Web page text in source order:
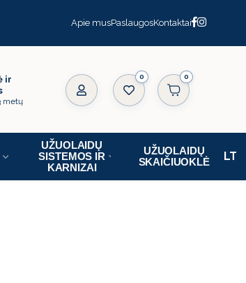
Apie musPaslaugosKontaktai
ir
metų
0
UŽUOLAIDŲ
SISTEMOS IR
KARNIZAI
UŽUOLAIDŲ
SKAIČIUOKLĖ